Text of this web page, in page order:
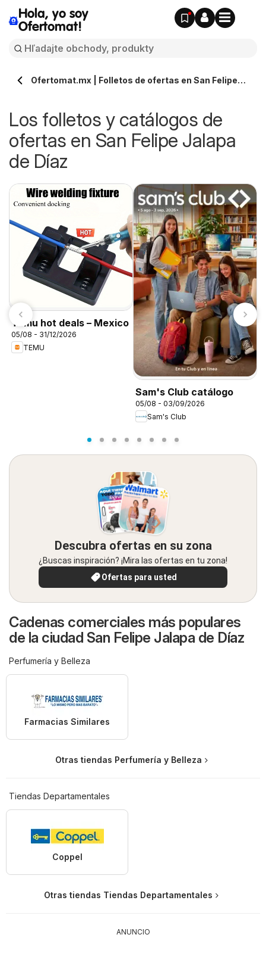
Hola, yo soy
Ofertomat!
Ofertomat.mx | Folletos de ofertas en San Felipe
Los folletos y catálogos de
ofertas en San Felipe Jalapa
de Díaz
Temu hot deals – Mexico
05/08 - 31/12/2026
TEMU
Sam's Club catálogo
05/08 - 03/09/2026
Sam's Club
Descubra ofertas en su zona
¿Buscas inspiración? ¡Mira las ofertas en tu zona!
Ofertas para usted
Cadenas comerciales más populares
de la ciudad San Felipe Jalapa de Díaz
Perfumería y Belleza
Farmacias Similares
Otras tiendas Perfumería y Belleza
Tiendas Departamentales
Coppel
Otras tiendas Tiendas Departamentales
ANUNCIO